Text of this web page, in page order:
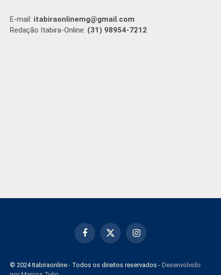
E-mail: itabiraonlinemg@gmail.com
Redação Itabira-Online: (31) 98954-7212
Facebook
X
Instagram
© 2024 Itabiraonline - Todos os direitos reservados - Desenvolvido